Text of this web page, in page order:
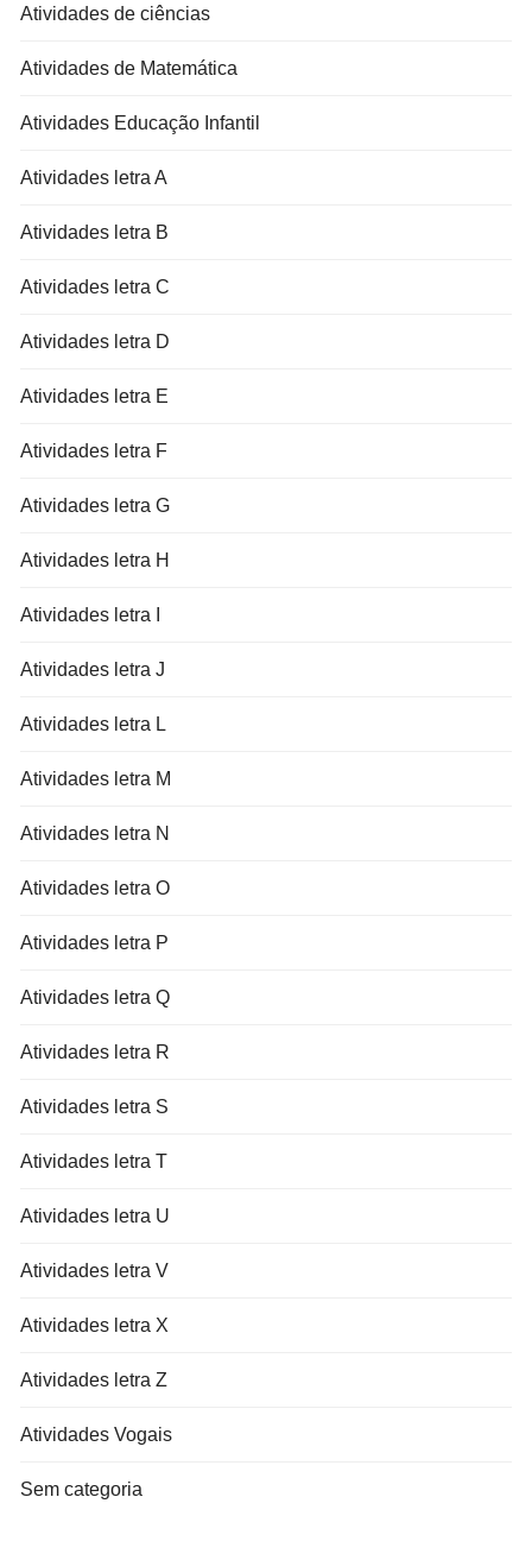
Atividades de ciências
Atividades de Matemática
Atividades Educação Infantil
Atividades letra A
Atividades letra B
Atividades letra C
Atividades letra D
Atividades letra E
Atividades letra F
Atividades letra G
Atividades letra H
Atividades letra I
Atividades letra J
Atividades letra L
Atividades letra M
Atividades letra N
Atividades letra O
Atividades letra P
Atividades letra Q
Atividades letra R
Atividades letra S
Atividades letra T
Atividades letra U
Atividades letra V
Atividades letra X
Atividades letra Z
Atividades Vogais
Sem categoria